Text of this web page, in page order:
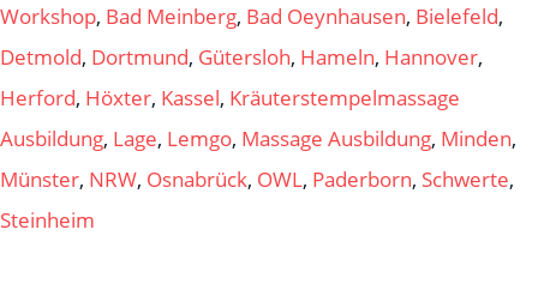
Workshop, Bad Meinberg, Bad Oeynhausen, Bielefeld,
Detmold, Dortmund, Gütersloh, Hameln, Hannover,
Herford, Höxter, Kassel, Kräuterstempelmassage
Ausbildung, Lage, Lemgo, Massage Ausbildung, Minden,
Münster, NRW, Osnabrück, OWL, Paderborn, Schwerte,
Steinheim